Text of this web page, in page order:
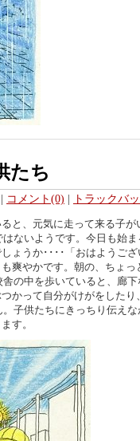
たち
| コメント(0) | トラックバ
と、元気に走って来る子が
ないようです。今日も始
ょうか････「おはようご
爽やかです。朝の、ちょ
の中を歩いていると、廊
かって自分がけがをした
子供たちにきっちり伝え
す。